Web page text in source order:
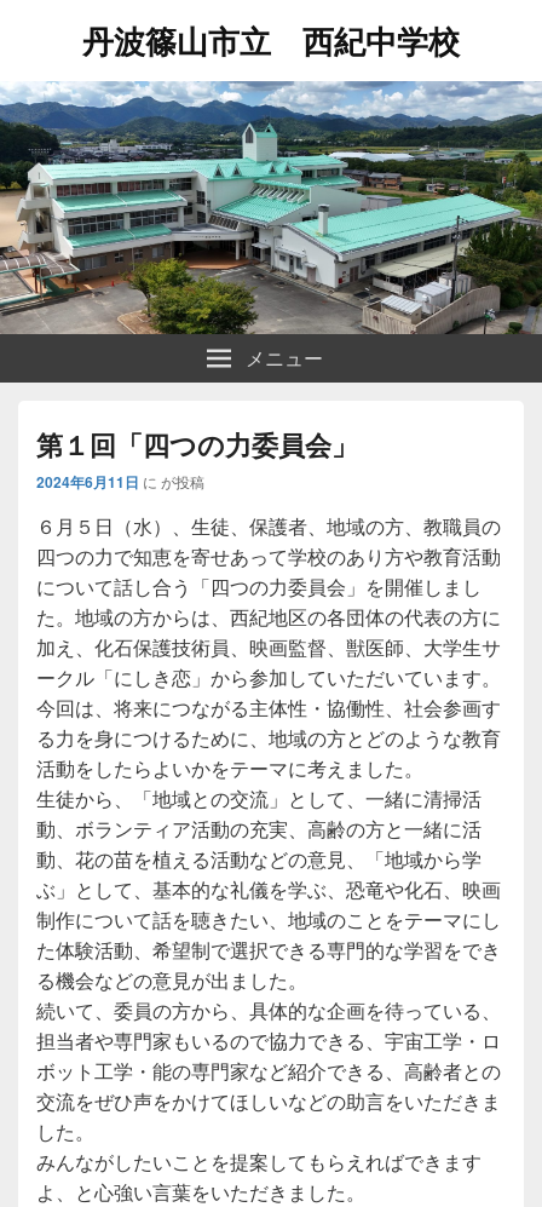
丹波篠山市立 西紀中学校
メニュー
第１回「四つの力委員会」
2024年6月11日 に が投稿
６月５日（水）、生徒、保護者、地域の方、教職員の
四つの力で知恵を寄せあって学校のあり方や教育活動
について話し合う「四つの力委員会」を開催しまし
た。地域の方からは、西紀地区の各団体の代表の方に
加え、化石保護技術員、映画監督、獣医師、大学生サ
ークル「にしき恋」から参加していただいています。
今回は、将来につながる主体性・協働性、社会参画す
る力を身につけるために、地域の方とどのような教育
活動をしたらよいかをテーマに考えました。
生徒から、「地域との交流」として、一緒に清掃活
動、ボランティア活動の充実、高齢の方と一緒に活
動、花の苗を植える活動などの意見、「地域から学
ぶ」として、基本的な礼儀を学ぶ、恐竜や化石、映画
制作について話を聴きたい、地域のことをテーマにし
た体験活動、希望制で選択できる専門的な学習をでき
る機会などの意見が出ました。
続いて、委員の方から、具体的な企画を待っている、
担当者や専門家もいるので協力できる、宇宙工学・ロ
ボット工学・能の専門家など紹介できる、高齢者との
交流をぜひ声をかけてほしいなどの助言をいただきま
した。
みんながしたいことを提案してもらえればできます
よ、と心強い言葉をいただきました。